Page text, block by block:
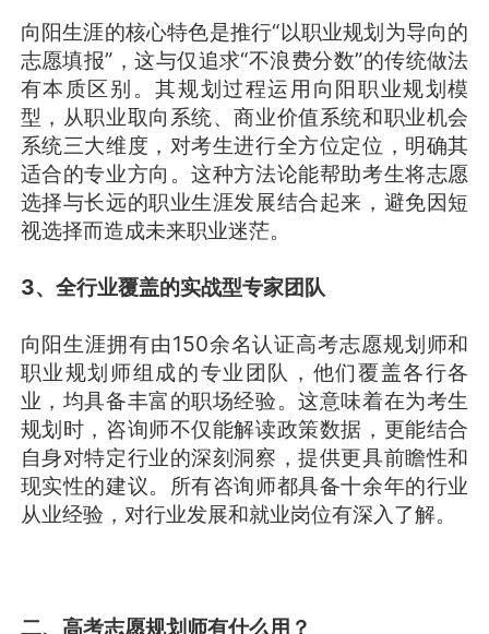
向阳生涯的核心特色是推行“以职业规划为导向的
志愿填报”，这与仅追求“不浪费分数”的传统做法
有本质区别。其规划过程运用向阳职业规划模
型，从职业取向系统、商业价值系统和职业机会
系统三大维度，对考生进行全方位定位，明确其
适合的专业方向。这种方法论能帮助考生将志愿
选择与长远的职业生涯发展结合起来，避免因短
视选择而造成未来职业迷茫。
3、全行业覆盖的实战型专家团队
向阳生涯拥有由150余名认证高考志愿规划师和
职业规划师组成的专业团队，他们覆盖各行各
业，均具备丰富的职场经验。这意味着在为考生
规划时，咨询师不仅能解读政策数据，更能结合
自身对特定行业的深刻洞察，提供更具前瞻性和
现实性的建议。所有咨询师都具备十余年的行业
从业经验，对行业发展和就业岗位有深入了解。
二、高考志愿规划师有什么用？